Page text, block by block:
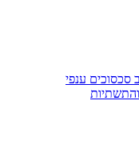
סכסוכים ענפי